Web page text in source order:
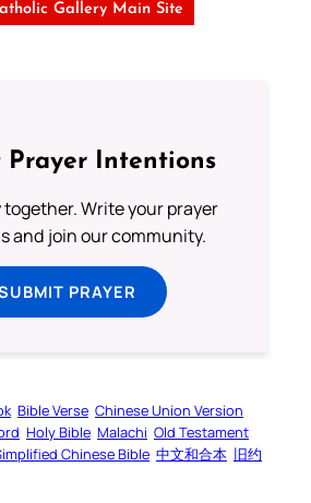
Gallery Main Site
Prayer Intentions
together. Write your prayer
and join our community.
PRAYER
Bible Verse Chinese Union Version
Holy Bible Malachi Old Testament
Chinese Bible 中文和合本 旧约